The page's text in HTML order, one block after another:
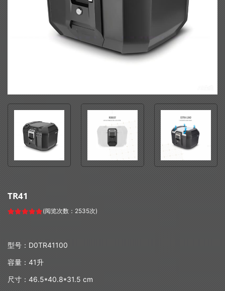
TR41
(阅览次数：2535次)
型号： D0TR41100
容量： 41升
尺寸： 46.5*40.8*31.5 cm